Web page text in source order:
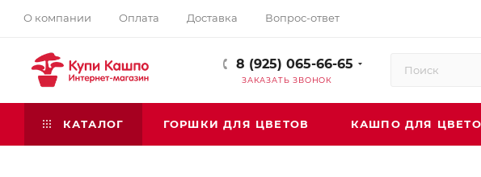
О компании Оплата Доставка Вопрос-ответ
8 (925) 065-66-65
ЗАКАЗАТЬ ЗВОНОК
КАТАЛОГ ГОРШКИ ДЛЯ ЦВЕТОВ КАШПО ДЛЯ